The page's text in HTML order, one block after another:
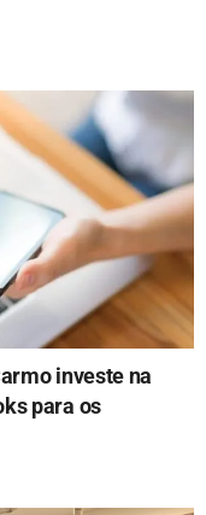
investe na
para os